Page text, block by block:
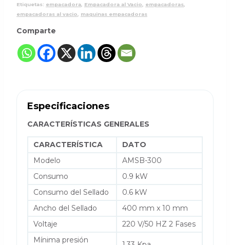
Etiquetas: empacadora, Empacadora al Vacio, empacadoras,
empacadoras al vacio, maquinas empacadoras
Comparte
Especificaciones
CARACTERÍSTICAS GENERALES
CARACTERÍSTICA
DATO
Modelo
AMSB-300
Consumo
0.9 kW
Consumo del Sellado
0.6 kW
Ancho del Sellado
400 mm x 10 mm
Voltaje
220 V/50 HZ 2 Fases
Mínima presión